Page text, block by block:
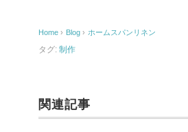
o
o
Home › Blog › ホームスパンリネン
タグ: 制作
関連記事